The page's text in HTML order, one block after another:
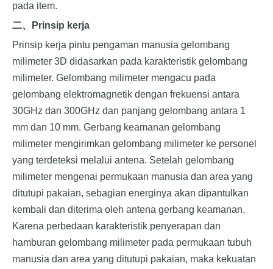
pada item.
二、
Prinsip kerja
Prinsip kerja pintu pengaman manusia gelombang
milimeter 3D didasarkan pada karakteristik gelombang
milimeter. Gelombang milimeter mengacu pada
gelombang elektromagnetik dengan frekuensi antara
30GHz dan 300GHz dan panjang gelombang antara 1
mm dan 10 mm. Gerbang keamanan gelombang
milimeter mengirimkan gelombang milimeter ke personel
yang terdeteksi melalui antena. Setelah gelombang
milimeter mengenai permukaan manusia dan area yang
ditutupi pakaian, sebagian energinya akan dipantulkan
kembali dan diterima oleh antena gerbang keamanan.
Karena perbedaan karakteristik penyerapan dan
hamburan gelombang milimeter pada permukaan tubuh
manusia dan area yang ditutupi pakaian, maka kekuatan